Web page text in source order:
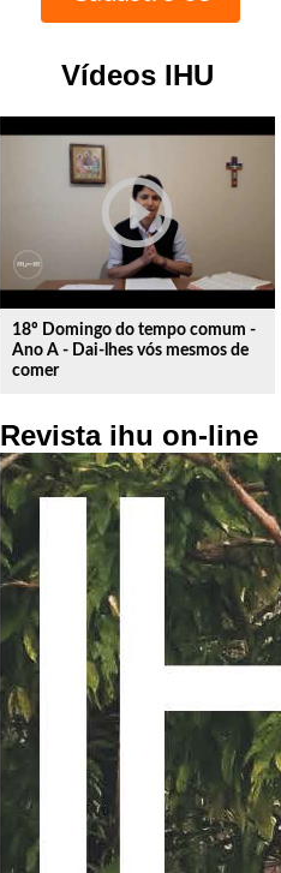
Vídeos IHU
play_circle_outline
18º Domingo do tempo comum -
Ano A - Dai-lhes vós mesmos de
comer
Revista ihu on-line